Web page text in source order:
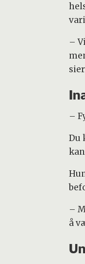
–
–
Du
–
å